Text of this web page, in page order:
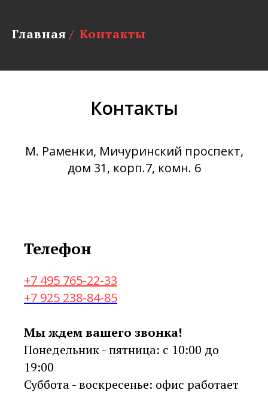
Главная / Контакты
Контакты
М. Раменки, Мичуринский проспект,
дом 31, корп.7, комн. 6
Телефон
+7 495 765-22-33
+7 925 238-84-85
Мы ждем вашего звонка!
Понедельник - пятница: с 10:00 до
19:00
Суббота - воскресенье: офис работает